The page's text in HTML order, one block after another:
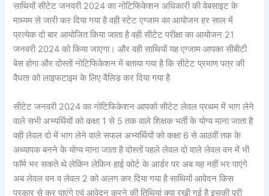
साथियों सीटेट जनवरी 2024 का नोटिफिकेशन अधिकारी की वेबसाइट के
माध्यम से जारी कर दिया गया है वही स्टेट एग्जाम का आयोजन हर साल में
प्रत्येक दो बार आयोजित किया जाता है वही सीटेट परीक्षा का आयोजन 21
जनवरी 2024 को किया जाएगा। और वही साथियों यह एग्जाम आपका सीबीटी
बेस होगा और दोस्तों नोटिफिकेशन में बताया गया है कि सीटेट प्रमाण पत्र की
वैधता को लाइफटाइम के लिए वैलिड कर दिया गया है
सीटेट जनवरी 2024 का नोटिफिकेशन आपको सीटेट लेवल प्रथम में भाग लेने
वाले सभी अभ्यर्थियों को कक्षा 1 से 5 तक वाले शिक्षक भर्ती के योग्य माना जाता है
वही लेवल दो में भाग लेने वाले सफल अभ्यर्थियों को कक्षा 6 से आठवीं तक के
अध्यापक बनने के योग्य माना जाता है दोस्तों पहले लेवल दो वाले लेवल वन में भी
फॉर्म भर सकते थे लेकिन लेकिन हाई कोर्ट के आर्डर पर अब यह नहीं भर पाएंगे
अब लेवल वन व लेवल 2 को अलग कर दिया गया है साथियों आवेदन किस
प्रकार से कर पाएंगे एवं आवेदन करने की तिथियां क्या रखी गई है इसकी पूरी